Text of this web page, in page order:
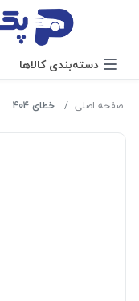
دسته‌بندی‌ کالاها
صفحه اصلی خطای 404